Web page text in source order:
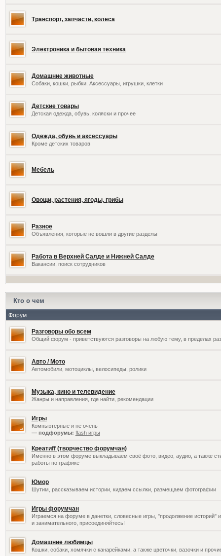
Транспорт, запчасти, колеса
Электроника и бытовая техника
Домашние животные
Собаки, кошки, рыбки. Аксессуары, игрушки, клетки
Детские товары
Детская одежда, обувь, коляски и прочее
Одежда, обувь и аксессуары
Кроме детских товаров
Мебель
Овощи, растения, ягоды, грибы
Разное
Объявления, которые не вошли в другие разделы
Работа в Верхней Салде и Нижней Салде
Вакансии, поиск сотрудников
Кто о чем
Форум
Разговоры обо всем
Общий форум - приветствуются разговоры на любую тему, в пределах
Авто / Мото
Автомобили, мотоциклы, велосипеды, ролики
Музыка, кино и телевидение
Жанры и направления, где найти, рекомендации
Игры
Компьютерные и не очень
— подфорумы: flash игры
Креатиff (творчество форумчан)
Именно в этом форуме выкладываем своё фото, видео, аудио, а также
работы по графике
Юмор
Шутим, рассказываем истории, кидаем ссылки, размещаем фотографии
Игры форумчан
Играемся на форуме в данетки, словесные игры, "продолжение историй"
и занимательного, присоединяйтесь!
Домашние любимцы
Кошки, собаки, хомячки с канарейками, а также цветочки, вазочки и